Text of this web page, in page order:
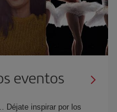
eventos
Déjate inspirar por los